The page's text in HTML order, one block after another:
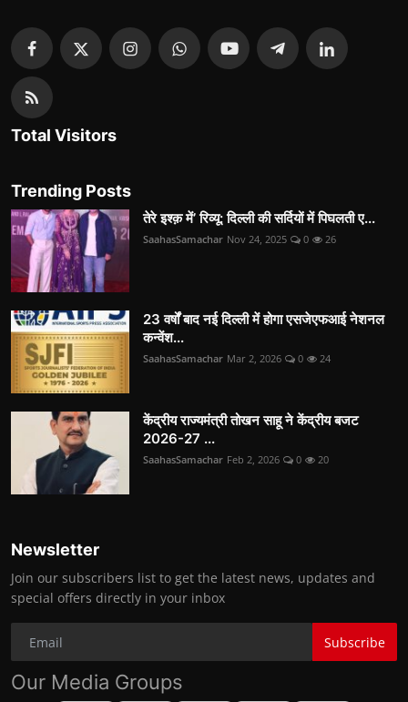
Total Visitors
Trending Posts
तेरे इश्क़ में’ रिव्यू: दिल्ली की सर्दियों में पिघलती ए...
SaahasSamachar Nov 24, 2025 0 26
23 वर्षों बाद नई दिल्ली में होगा एसजेएफआई नेशनल
कन्वेंश...
SaahasSamachar Mar 2, 2026 0 24
केंद्रीय राज्यमंत्री तोखन साहू ने केंद्रीय बजट
2026-27 ...
SaahasSamachar Feb 2, 2026 0 20
Newsletter
Join our subscribers list to get the latest news, updates and
special offers directly in your inbox
Subscribe
Our Media Groups